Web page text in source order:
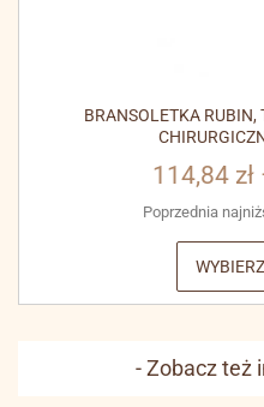
BRANSOLETKA
114,84 zł
Poprzednia
- Zobacz też